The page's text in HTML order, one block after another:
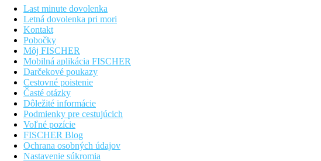
Last minute dovolenka
Letná dovolenka pri mori
Kontakt
Pobočky
Môj FISCHER
Mobilná aplikácia FISCHER
Darčekové poukazy
Cestovné poistenie
Časté otázky
Dôležité informácie
Podmienky pre cestujúcich
Voľné pozície
FISCHER Blog
Ochrana osobných údajov
Nastavenie súkromia